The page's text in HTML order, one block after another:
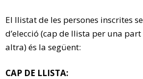
El llistat de les persones inscrites
d’elecció (cap de llista per una
altra) és la següent:
CAP DE LLISTA: